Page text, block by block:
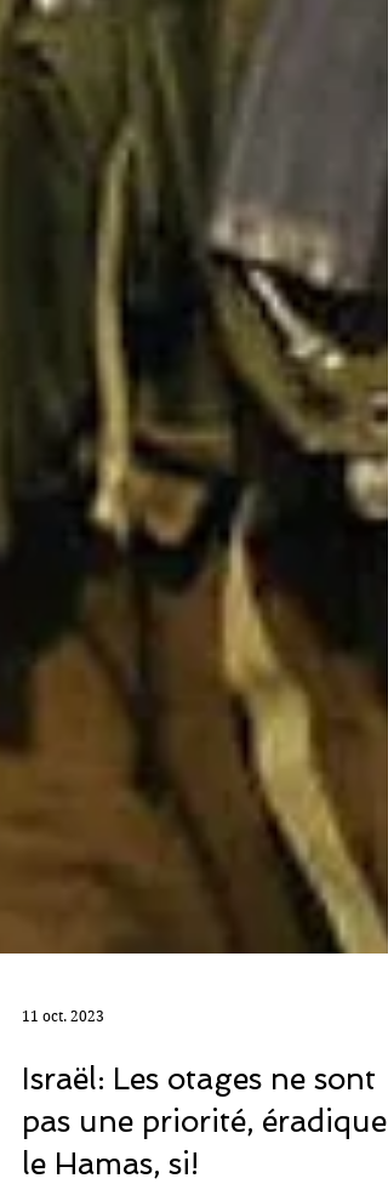
11 oct. 2023
Israël: Les otages ne sont
pas une priorité, éradiquer